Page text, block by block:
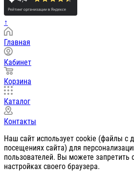
↑
Главная
Кабинет
Корзина
Каталог
Контакты
Наш сайт использует cookie (файлы
посещениях сайта) для
пользователей. Вы можете запретить
настройках своего браузера.